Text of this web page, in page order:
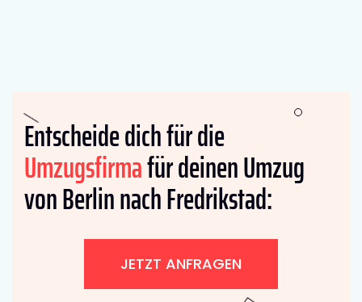
Entscheide dich für die
Umzugsfirmafür deinen Umzug
von Berlin nach Fredrikstad:
JETZT ANFRAGEN